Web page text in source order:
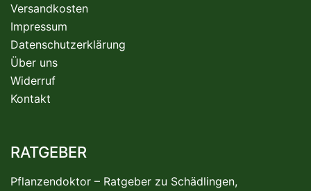
Versandkosten
Impressum
Datenschutzerklärung
Über uns
Widerruf
Kontakt
RATGEBER
Pflanzendoktor – Ratgeber zu Schädlingen,